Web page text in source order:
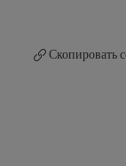
Скопировать